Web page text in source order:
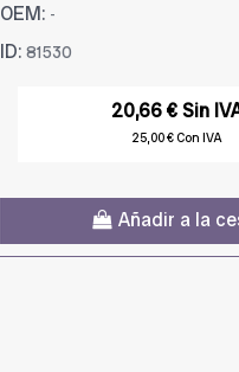
OEM: -
ID: 81530
20,66 € Sin
25,00 € Con IVA
Añadir a la